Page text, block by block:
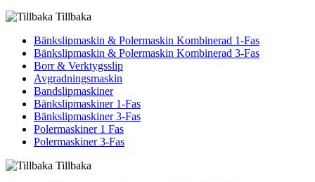
Tillbaka
Bänkslipmaskin & Polermaskin Kombinerad 1-Fas
Bänkslipmaskin & Polermaskin Kombinerad 3-Fas
Borr & Verktygsslip
Avgradningsmaskin
Bandslipmaskiner
Bänkslipmaskiner 1-Fas
Bänkslipmaskiner 3-Fas
Polermaskiner 1 Fas
Polermaskiner 3-Fas
Tillbaka